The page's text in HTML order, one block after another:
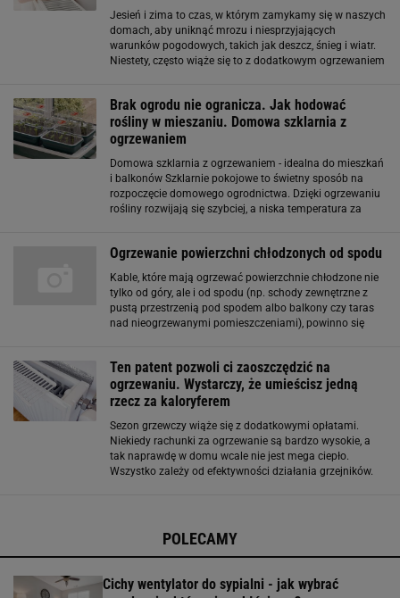
Jesień i zima to czas, w którym zamykamy się w naszych
domach, aby uniknąć mrozu i niesprzyjających
warunków pogodowych, takich jak deszcz, śnieg i wiatr.
Niestety, często wiąże się to z dodatkowym ogrzewaniem
Brak ogrodu nie ogranicza. Jak hodować
rośliny w mieszaniu. Domowa szklarnia z
ogrzewaniem
Domowa szklarnia z ogrzewaniem - idealna do mieszkań
i balkonów Szklarnie pokojowe to świetny sposób na
rozpoczęcie domowego ogrodnictwa. Dzięki ogrzewaniu
rośliny rozwijają się szybciej, a niska temperatura za
Ogrzewanie powierzchni chłodzonych od spodu
Kable, które mają ogrzewać powierzchnie chłodzone nie
tylko od góry, ale i od spodu (np. schody zewnętrzne z
pustą przestrzenią pod spodem albo balkony czy taras
nad nieogrzewanymi pomieszczeniami), powinno się
Ten patent pozwoli ci zaoszczędzić na
ogrzewaniu. Wystarczy, że umieścisz jedną
rzecz za kaloryferem
Sezon grzewczy wiąże się z dodatkowymi opłatami.
Niekiedy rachunki za ogrzewanie są bardzo wysokie, a
tak naprawdę w domu wcale nie jest mega ciepło.
Wszystko zależy od efektywności działania grzejników.
POLECAMY
Cichy wentylator do sypialni - jak wybrać